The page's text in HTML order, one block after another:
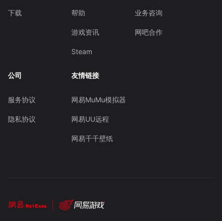
下载 帮助
游戏资讯
Steam
业务咨询
网吧合作
公司
服务协议
隐私协议
友情链接
网易MuMu模拟器
网易UU远程
网易千千壁纸